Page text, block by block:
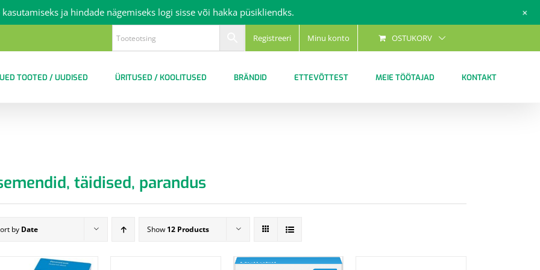
Registreeri Minu konto OSTUKORV
TOOTED / UUDISED ÜRITUSED / KOOLITUSED BRÄNDID ETTEVÕTTEST MEIE TÖÖTAJAD KONTAKT
täidised, parandus
by Date Show 12 Products
kasutamiseks ja hindade nägemiseks logi sisse või hakka püsikliendks. +